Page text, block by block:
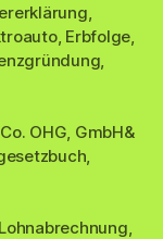
, Erbfolge
OHG GmbH&
Lohnabrechnung